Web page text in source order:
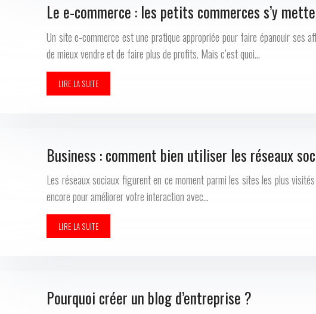
Le e-commerce : les petits commerces s’y
Un site e-commerce est une pratique appropriée pour faire épanouir ses
de mieux vendre et de faire plus de profits. Mais c’est quoi…
LIRE LA SUITE
Business : comment bien utiliser les réseaux
Les réseaux sociaux figurent en ce moment parmi les sites les plus
encore pour améliorer votre interaction avec…
LIRE LA SUITE
Pourquoi créer un blog d’entreprise ?